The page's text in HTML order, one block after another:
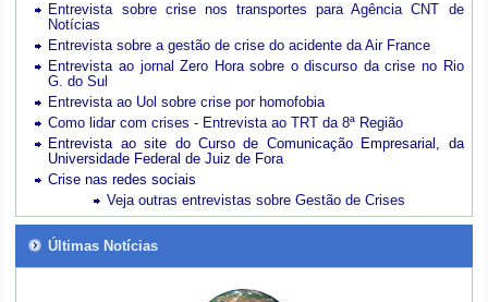
Entrevista sobre crise nos transportes para Agência CNT de
Notícias
Entrevista sobre a gestão de crise do acidente da Air France
Entrevista ao jornal Zero Hora sobre o discurso da crise no Rio
G. do Sul
Entrevista ao Uol sobre crise por homofobia
Como lidar com crises - Entrevista ao TRT da 8ª Região
Entrevista ao site do Curso de Comunicação Empresarial, da
Universidade Federal de Juiz de Fora
Crise nas redes sociais
Veja outras entrevistas sobre Gestão de Crises
Últimas Notícias